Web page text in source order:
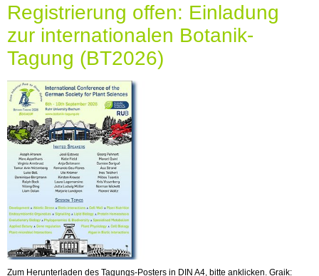
Registrierung offen: Einladung
zur internationalen Botanik-
Tagung (BT2026)
Zum Herunterladen des Tagungs-Posters in DIN A4, bitte anklicken. Graik: